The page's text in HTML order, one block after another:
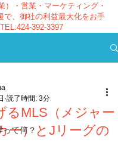
）・営業・マーケティング・
で、御社の利益最大化をお手
TEL:424-392-3397
て何？
るMLS（メジャー
ー）とJリーグの
読了時間: 3分